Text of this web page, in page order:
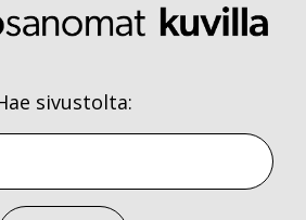
sivustolta: